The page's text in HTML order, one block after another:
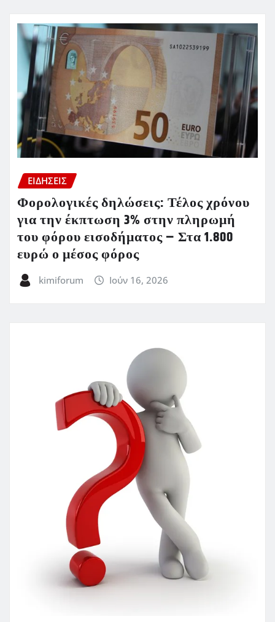
ΕΙΔΗΣΕΙΣ
Φορολογικές δηλώσεις: Τέλος χρόνου
για την έκπτωση 3% στην πληρωμή
του φόρου εισοδήματος – Στα 1.800
ευρώ ο μέσος φόρος
kimiforum Ιούν 16, 2026